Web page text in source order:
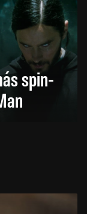
spin-